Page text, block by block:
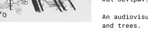
An
and trees.